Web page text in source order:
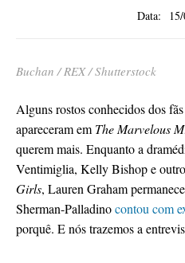
Data:
Buchan / REX / Shutterstock
Alguns rostos conhecidos dos
apareceram emThe Marvelous
querem mais. Enquanto a
Ventimiglia, Kelly Bishop e
Girls, Lauren Graham
Sherman-Palladinocontou com
porquê. E nós trazemos a